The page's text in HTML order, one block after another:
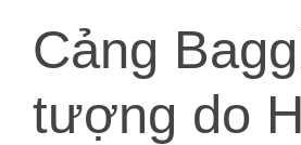
Cảng
tượng do